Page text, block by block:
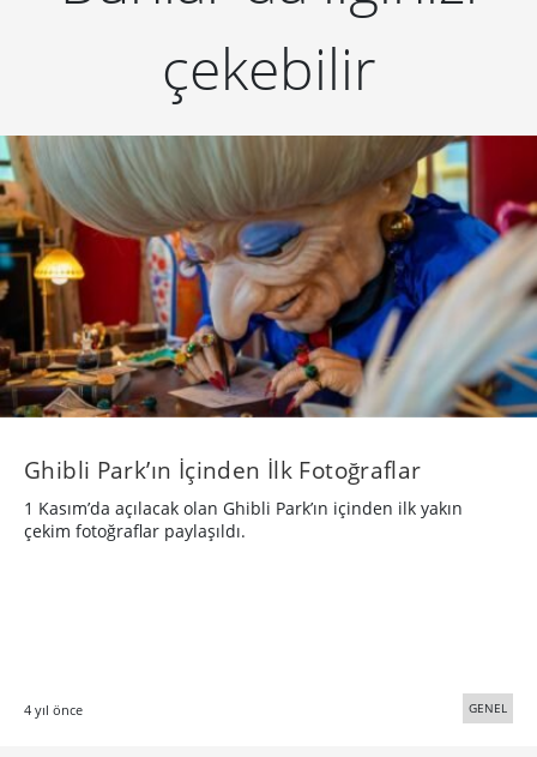
çekebilir
Ghibli Park’ın İçinden İlk Fotoğraflar
1 Kasım’da açılacak olan Ghibli Park’ın içinden ilk yakın
çekim fotoğraflar paylaşıldı.
4 yıl önce GENEL